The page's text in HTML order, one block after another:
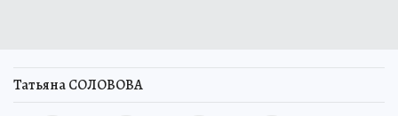
Татьяна СОЛОВОВА